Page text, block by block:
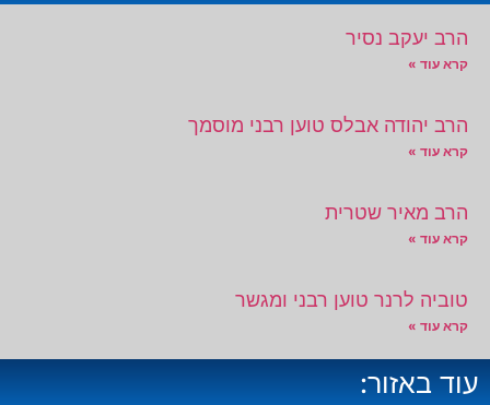
הרב יעקב נסיר
קרא עוד »
הרב יהודה אבלס טוען רבני מוסמך
קרא עוד »
הרב מאיר שטרית
קרא עוד »
טוביה לרנר טוען רבני ומגשר
קרא עוד »
עוד באזור: